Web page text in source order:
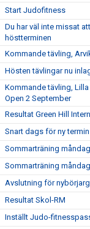
Start Judofitness
Du har väl inte missat
höstterminen
Kommande tävling,
Hösten tävlingar nu
Kommande tävling,
Open 2 September
Resultat Green Hill
Snart dags för ny termin
Sommarträning
Sommarträning
Avslutning för
Resultat Skol-RM
Inställt Judo-